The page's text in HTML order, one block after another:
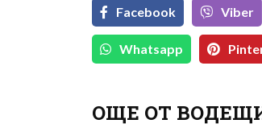
Facebook Viber
Whatsapp
ОЩЕ ОТ